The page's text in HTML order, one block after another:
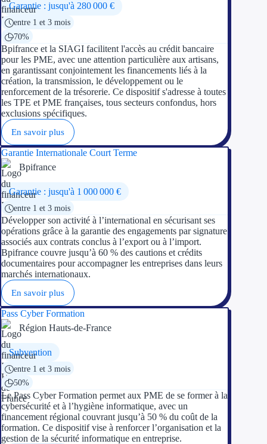
Garantie : jusqu'à 280 000 €
entre 1 et 3 mois
70%
Bpifrance et la SIAGI facilitent l'accès au crédit bancaire
pour les PME, avec une attention particulière aux artisans,
en garantissant conjointement les financements liés à la
création, la transmission, le développement ou le
renforcement de la trésorerie. Ce dispositif s'adresse à toutes
les TPE et PME françaises, tous secteurs confondus, hors
exclusions spécifiques.
En savoir plus
Garantie Internationale Court Terme
Bpifrance
Garantie : jusqu'à 1 000 000 €
entre 1 et 3 mois
Développer son activité à l’international en sécurisant ses
opérations grâce à la garantie des engagements par signature
associés aux contrats conclus à l’export ou à l’import.
Bpifrance couvre jusqu’à 60 % des cautions et crédits
documentaires pour accompagner les entreprises dans leurs
marchés internationaux.
En savoir plus
Pass Cyber Formation
Région Hauts-de-France
Subvention
entre 1 et 3 mois
50%
Le Pass Cyber Formation permet aux PME de se former à la
cybersécurité et à l’hygiène informatique, avec un
financement régional couvrant jusqu’à 50 % du coût de la
formation. Ce dispositif vise à renforcer l’organisation et la
gestion de la sécurité informatique en entreprise.